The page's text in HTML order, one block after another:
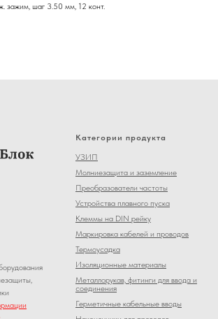
зажим, шаг 3.50 мм, 12 конт.
Категории продукта
УЗИП
Молниезащита и заземление
Преобразователи частоты
Устройства плавного пуска
Клеммы на DIN рейку
Маркировка кабелей и проводов
Термоусадка
Изоляционные материалы
Металлорукав, фитинги для ввода и
соединения
Герметичные кабельные вводы